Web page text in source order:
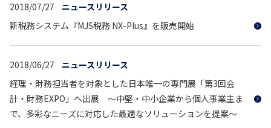
2018/07/27
ニュースリリース
新税務システム『MJS税務 NX-Plus』を販売開始
2018/06/27
ニュースリリース
経理・財務担当者を対象とした日本唯一の専門展「第3回会
計・財務EXPO」へ出展 ～中堅・中小企業から個人事業主ま
で、多彩なニーズに対応した最適なソリューションを提案～